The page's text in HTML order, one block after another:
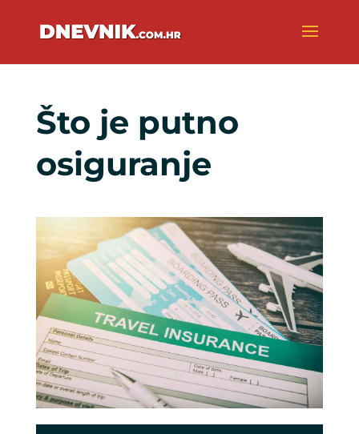
Što je putno
osiguranje